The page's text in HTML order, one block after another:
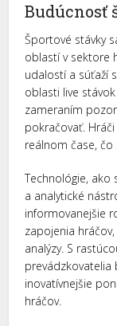
Budúcnosť
Športové stávky
oblastí v sektore
udalostí a súťaží
oblasti live
zameraním
pokračovať.
reálnom čase, čo
Technológie, ako
a analytické
informovanejšie
zapojenia
analýzy. S
prevádzkovatelia
inovatívnejšie
hráčov.